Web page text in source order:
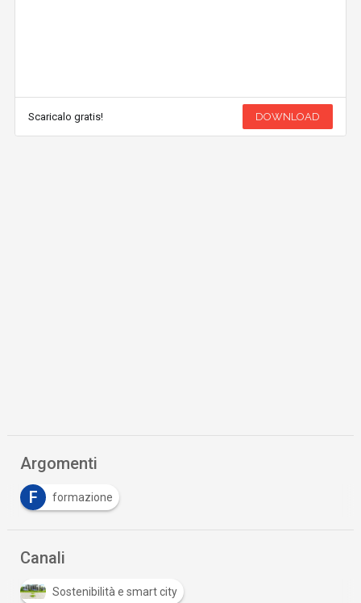
Scaricalo gratis! DOWNLOAD
Argomenti
F
formazione
Canali
Sostenibilità e smart city